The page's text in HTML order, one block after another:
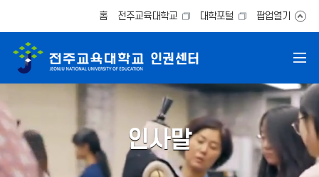
홈 전주교육대학교 대학포털 팝업열기
인사말